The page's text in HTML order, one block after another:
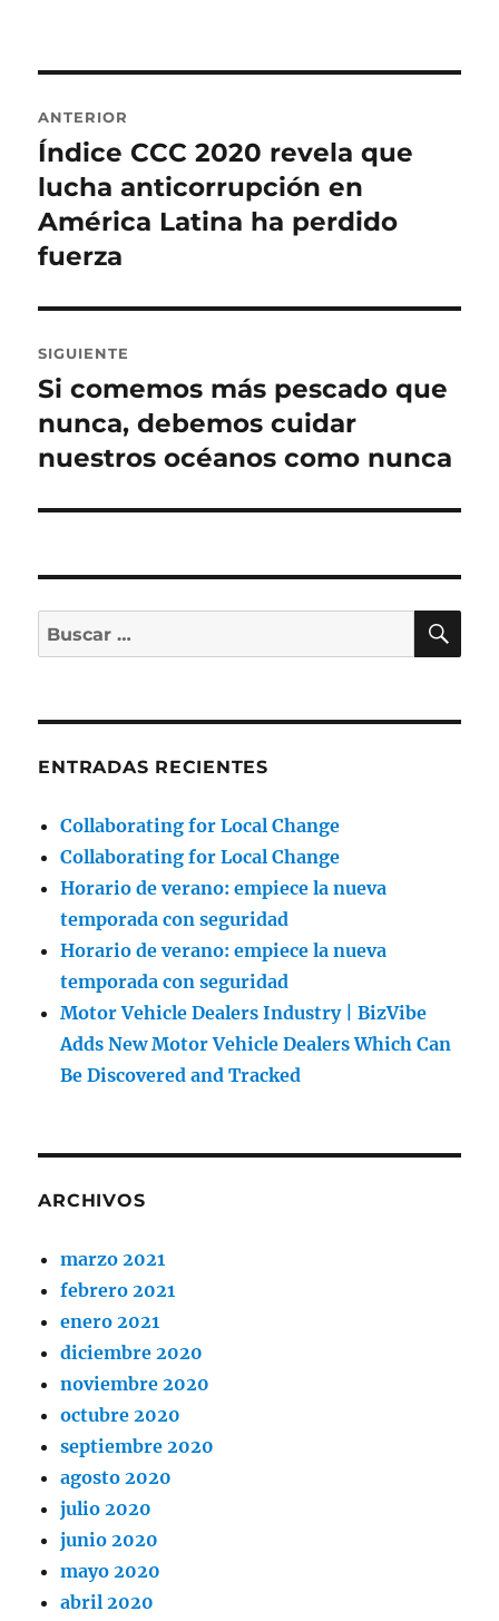
de
entradas
ANTERIOR
Entrada
anterior:
Índice CCC 2020 revela que
lucha anticorrupción en
América Latina ha perdido
fuerza
SIGUIENTE
Entrada
siguiente:
Si comemos más pescado que
nunca, debemos cuidar
nuestros océanos como nunca
Buscar
por:
ENTRADAS RECIENTES
Collaborating for Local Change
Collaborating for Local Change
Horario de verano: empiece la nueva
temporada con seguridad
Horario de verano: empiece la nueva
temporada con seguridad
Motor Vehicle Dealers Industry | BizVibe
Adds New Motor Vehicle Dealers Which Can
Be Discovered and Tracked
ARCHIVOS
marzo 2021
febrero 2021
enero 2021
diciembre 2020
noviembre 2020
octubre 2020
septiembre 2020
agosto 2020
julio 2020
junio 2020
mayo 2020
abril 2020